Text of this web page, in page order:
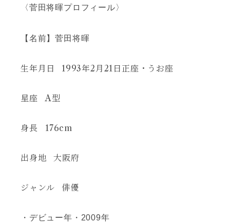
〈菅田将暉プロフィール〉
【名前】菅田将暉
生年月日 1993年2月21日正座・うお座
星座 A型
身長 176cm
出身地 大阪府
ジャンル 俳優
・デビュー年・2009年